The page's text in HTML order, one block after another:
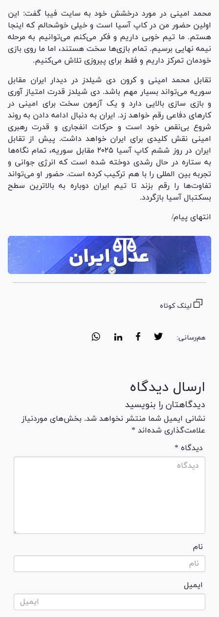
محمد امینی در مورد درخشش خود به سایت فیبا گفت: این
اولین حضور من در کاپ آسیا است و خیلی خوشحالم که اینجا
هستم. ما تیم خوبی داریم و فکر می‌کنم می‌توانیم به مرحله
نیمه نهایی برسیم. تمام بازی‌ها سخت هستند، اما ما روی بازی
خودمان تمرکز داریم و فقط برای پیروزی تلاش می‌کنیم.
تقابل محمد امینی و کرون دی شیلدز در دیدار ایران مقابل
سوریه می‌تواند بسیار مهم باشد. دی شیلدز قدرت امتیاز آوری
و بازی سازی بالایی دارد و یک آزمون سخت برای امینی در
کار‌های دفاعی رقم خواهد زد. ایران به دنبال ادامه دادن به روند
شروع بی‌نقص خود است و حرکات انفجاری و قدرت رهبری
امینی نقش کلیدی برای ایران خواهد داشت. پیش از تقابل
ایران در روز ششم کاپ آسیا ۲۰۲۵ مقابل سوریه، تمام نگاه‌ها
به ستاره در حال رشدی دوخته شده است که انرژی جوانی و
تجربه بین المللی را با هم ترکیب کرده است. حضور او می‌تواند
تفاوت‌ها را رقم بزند تا تیم ایران دوباره به بالاترین سطح
بسکتبال آسیا بازگردد.
انتهای پیام/
لینک کوتاه
هم‌رسانی:
ارسال دیدگاه
دیدگاهتان را بنویسید
نشانی ایمیل شما منتشر نخواهد شد. بخش‌های موردنیاز
علامت‌گذاری شده‌اند *
* دیدگاه
نام
ایمیل